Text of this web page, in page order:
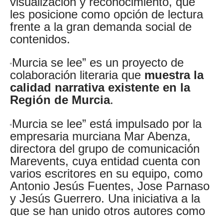
les posicione como opción de lectura
frente a la gran demanda social de
contenidos.
“Murcia se lee” es un proyecto de
colaboración literaria que muestra la
calidad narrativa existente en la
Región de Murcia.
“Murcia se lee” está impulsado por la
empresaria murciana Mar Abenza,
directora del grupo de comunicación
Marevents, cuya entidad cuenta con
varios escritores en su equipo, como
Antonio Jesús Fuentes, Jose Parnaso
y Jesús Guerrero. Una iniciativa a la
que se han unido otros autores como